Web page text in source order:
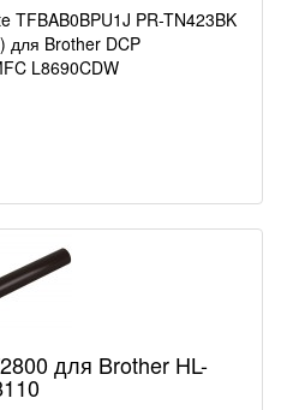
TFBAB0BPU1J PR-TN423BK
для Brother DCP
L8690CDW
для Brother HL-